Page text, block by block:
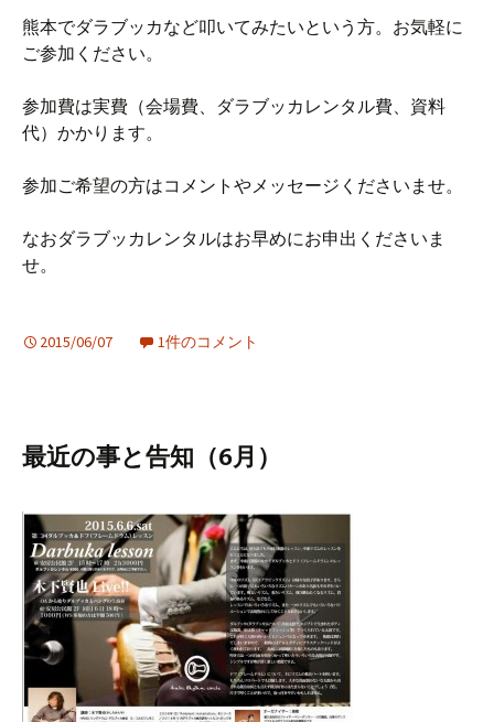
熊本でダラブッカなど叩いてみたいという方。お気軽に
ご参加ください。
参加費は実費（会場費、ダラブッカレンタル費、資料
代）かかります。
参加ご希望の方はコメントやメッセージくださいませ。
なおダラブッカレンタルはお早めにお申出くださいま
せ。
2015/06/07 1件のコメント
最近の事と告知（6月）